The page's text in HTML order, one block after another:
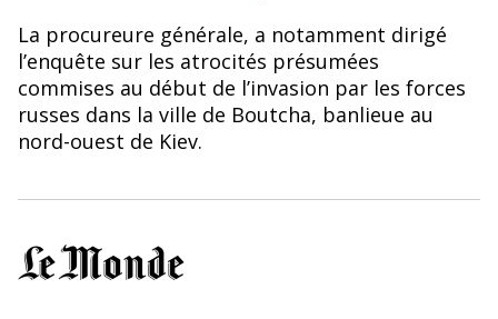
La procureure générale, a notamment dirigé
l’enquête sur les atrocités présumées
commises au début de l’invasion par les forces
russes dans la ville de Boutcha, banlieue au
nord-ouest de Kiev.